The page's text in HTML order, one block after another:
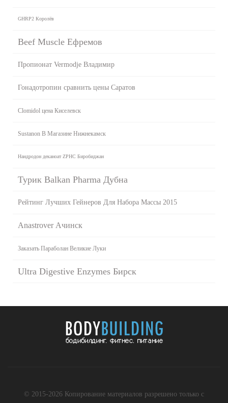
GHRP2 Королёв
Beef Muscle Ефремов
Пропионат Vermodje Владимир
Гонадотропин сравнить цены Саратов
Clomidol цена Киселевск
Sustanon В Магазине Нижнекамск
Нандродон деканоат ZPHC Биробиджан
Турик Balkan Pharma Дубна
Рейтинг Лучших Гейнеров Для Набора Массы 2015
Anastrover Ачинск
Заказать Параболан Великие Луки
Ultra Digestive Enzymes Бирск
© 2015-2026 Копирование материалов разрешено только с